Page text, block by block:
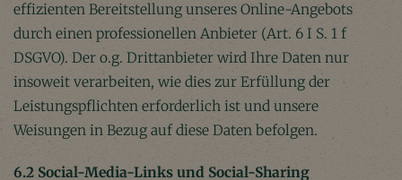
effizienten Bereitstellung unseres Online-Angebots
durch einen professionellen Anbieter (Art. 6 I S. 1 f
DSGVO). Der o.g. Drittanbieter wird Ihre Daten nur
insoweit verarbeiten, wie dies zur Erfüllung der
Leistungspflichten erforderlich ist und unsere
Weisungen in Bezug auf diese Daten befolgen.
6.2 Social-Media-Links und Social-Sharing